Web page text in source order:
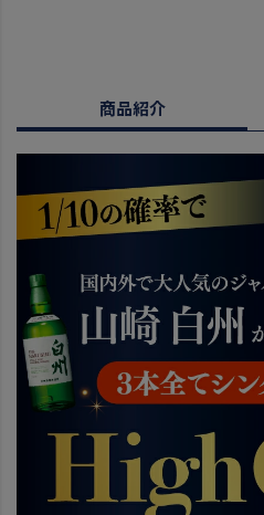
商品紹介